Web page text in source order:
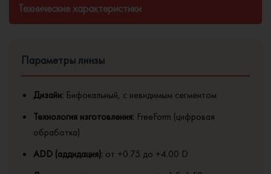
Технические характеристики
Параметры линзы
Дизайн: Бифокальный, с невидимым сегментом
Технология изготовления: FreeForm (цифровая
обработка)
ADD (аддидация): от +0.75 до +4.00 D